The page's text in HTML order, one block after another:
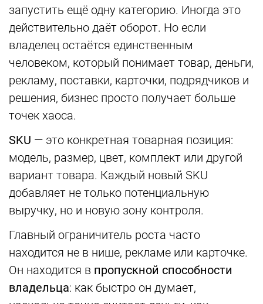
запустить ещё одну категорию. Иногда это
действительно даёт оборот. Но если
владелец остаётся единственным
человеком, который понимает товар, деньги,
рекламу, поставки, карточки, подрядчиков и
решения, бизнес просто получает больше
точек хаоса.
SKU — это конкретная товарная позиция:
модель, размер, цвет, комплект или другой
вариант товара. Каждый новый SKU
добавляет не только потенциальную
выручку, но и новую зону контроля.
Главный ограничитель роста часто
находится не в нише, рекламе или карточке.
Он находится в пропускной способности
владельца: как быстро он думает,